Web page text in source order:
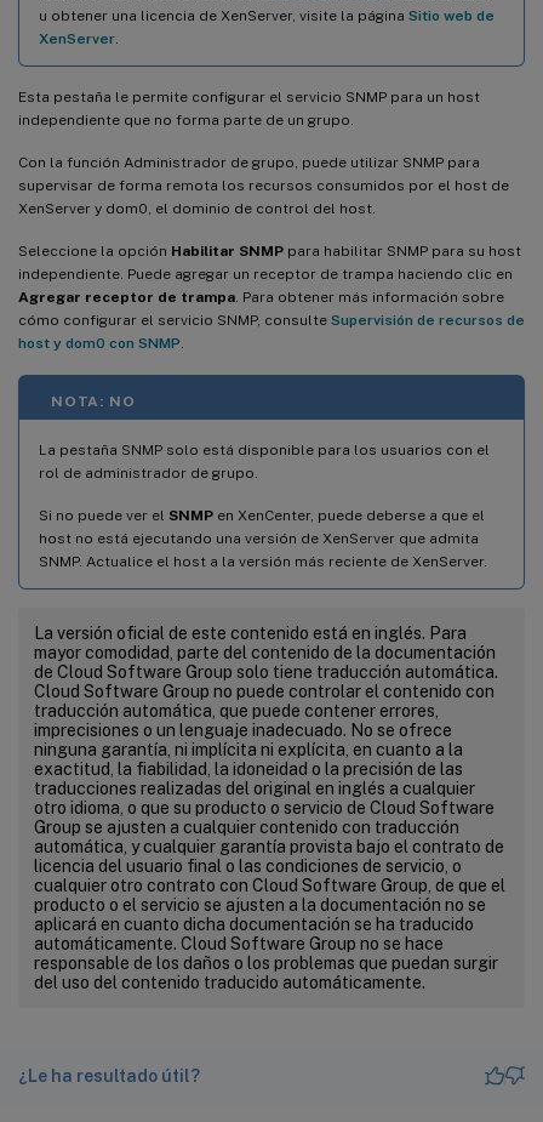
u obtener una licencia de XenServer, visite la página Sitio web de
XenServer
Esta pestaña le permite configurar el servicio SNMP para un host
independiente que no forma parte de un grupo.
Con la función Administrador de grupo, puede utilizar SNMP para
supervisar de forma remota los recursos consumidos por el host de
XenServer y dom0, el dominio de control del host.
Seleccione la opción Habilitar SNMP para habilitar SNMP para su host
independiente. Puede agregar un receptor de trampa haciendo clic en
Agregar receptor de trampa . Para obtener más información sobre
cómo configurar el servicio SNMP, consulte Supervisión de recursos de
host y dom0 con SNMP
NOTA: NO
La pestaña SNMP solo está disponible para los usuarios con el
rol de administrador de grupo.
Si no puede ver el SNMP en XenCenter, puede deberse a que el
host no está ejecutando una versión de XenServer que admita
SNMP. Actualice el host a la versión más reciente de XenServer.
La versión oficial de este contenido está en inglés. Para
mayor comodidad, parte del contenido de la documentación
de Cloud Software Group solo tiene traducción automática.
Cloud Software Group no puede controlar el contenido con
traducción automática, que puede contener errores,
imprecisiones o un lenguaje inadecuado. No se ofrece
ninguna garantía, ni implícita ni explícita, en cuanto a la
exactitud, la fiabilidad, la idoneidad o la precisión de las
traducciones realizadas del original en inglés a cualquier
otro idioma, o que su producto o servicio de Cloud Software
Group se ajusten a cualquier contenido con traducción
automática, y cualquier garantía provista bajo el contrato de
licencia del usuario final o las condiciones de servicio, o
cualquier otro contrato con Cloud Software Group, de que el
producto o el servicio se ajusten a la documentación no se
aplicará en cuanto dicha documentación se ha traducido
automáticamente. Cloud Software Group no se hace
responsable de los daños o los problemas que puedan surgir
del uso del contenido traducido automáticamente.
¿Le ha resultado útil?